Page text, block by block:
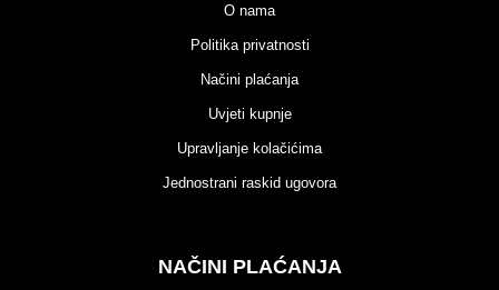
O nama
Politika privatnosti
Načini plaćanja
Uvjeti kupnje
Upravljanje kolačićima
Jednostrani raskid ugovora
NAČINI PLAĆANJA